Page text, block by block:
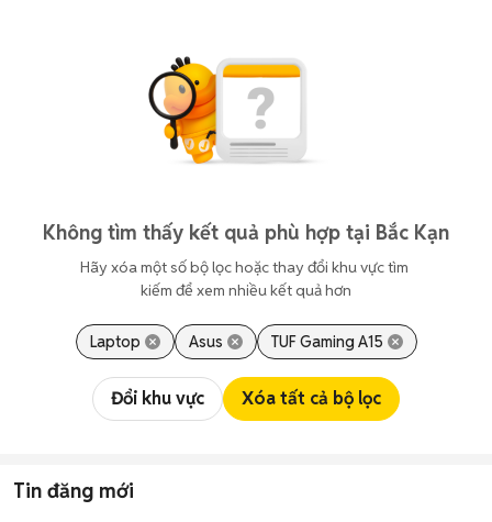
Không tìm thấy kết quả phù hợp tại Bắc Kạn
Hãy xóa một số bộ lọc hoặc thay đổi khu vực tìm
kiếm để xem nhiều kết quả hơn
Laptop Asus TUF Gaming A15
Đổi khu vực Xóa tất cả bộ lọc
Tin đăng mới